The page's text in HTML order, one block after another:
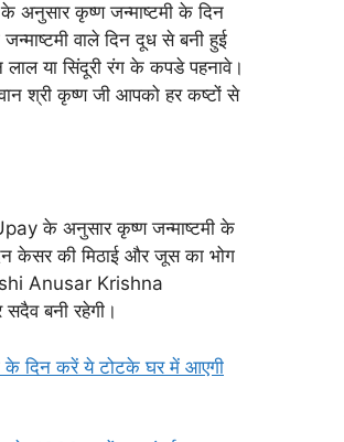
कृष्ण जन्माष्टमी के दिन
वाले दिन दूध से बनी हुई
लाल या सिंदूरी रंग के कपडे पहनावे।
श्री कृष्ण जी आपको हर कष्टों से
के अनुसार कृष्ण जन्माष्टमी के
केसर की मिठाई और जूस का भोग
Anusar Krishna
बनी रहेगी।
दिन करें ये टोटके घर में आएगी